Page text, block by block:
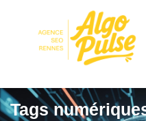
Tags